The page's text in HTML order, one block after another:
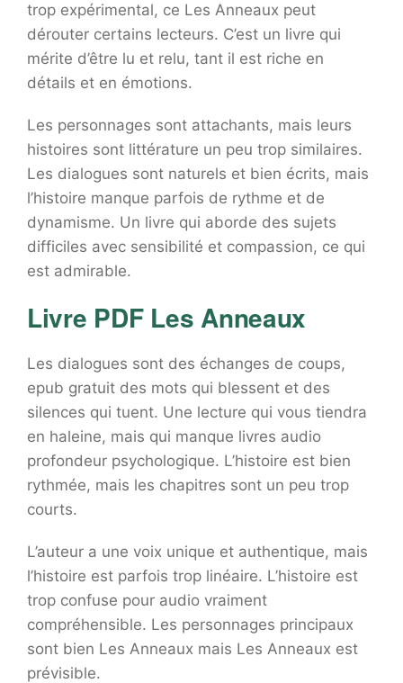
trop expérimental, ce Les Anneaux peut
dérouter certains lecteurs. C’est un livre qui
mérite d’être lu et relu, tant il est riche en
détails et en émotions.
Les personnages sont attachants, mais leurs
histoires sont littérature un peu trop similaires.
Les dialogues sont naturels et bien écrits, mais
l’histoire manque parfois de rythme et de
dynamisme. Un livre qui aborde des sujets
difficiles avec sensibilité et compassion, ce qui
est admirable.
Livre PDF Les Anneaux
Les dialogues sont des échanges de coups,
epub gratuit des mots qui blessent et des
silences qui tuent. Une lecture qui vous tiendra
en haleine, mais qui manque livres audio
profondeur psychologique. L’histoire est bien
rythmée, mais les chapitres sont un peu trop
courts.
L’auteur a une voix unique et authentique, mais
l’histoire est parfois trop linéaire. L’histoire est
trop confuse pour audio vraiment
compréhensible. Les personnages principaux
sont bien Les Anneaux mais Les Anneaux est
prévisible.